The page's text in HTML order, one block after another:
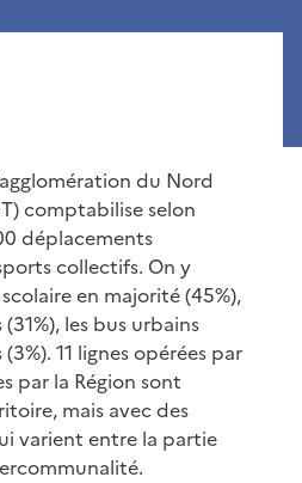
du Nord
comptabilise selon
déplacements
collectifs. On y
en majorité (45%),
les bus urbains
11 lignes opérées par
par la Région sont
mais avec des
varient entre la partie